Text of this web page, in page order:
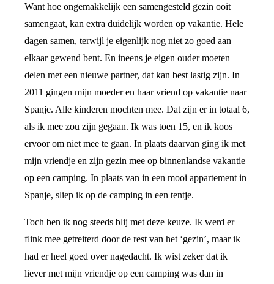
Want hoe ongemakkelijk een samengesteld gezin ooit
samengaat, kan extra duidelijk worden op vakantie. Hele
dagen samen, terwijl je eigenlijk nog niet zo goed aan
elkaar gewend bent. En ineens je eigen ouder moeten
delen met een nieuwe partner, dat kan best lastig zijn. In
2011 gingen mijn moeder en haar vriend op vakantie naar
Spanje. Alle kinderen mochten mee. Dat zijn er in totaal 6,
als ik mee zou zijn gegaan. Ik was toen 15, en ik koos
ervoor om niet mee te gaan. In plaats daarvan ging ik met
mijn vriendje en zijn gezin mee op binnenlandse vakantie
op een camping. In plaats van in een mooi appartement in
Spanje, sliep ik op de camping in een tentje.
Toch ben ik nog steeds blij met deze keuze. Ik werd er
flink mee getreiterd door de rest van het ‘gezin’, maar ik
had er heel goed over nagedacht. Ik wist zeker dat ik
liever met mijn vriendje op een camping was dan in